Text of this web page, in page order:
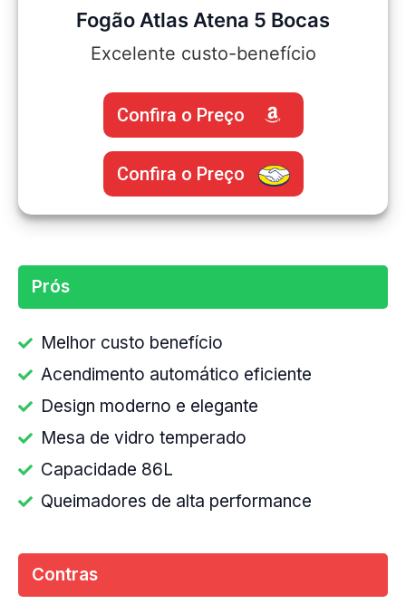
Fogão Atlas Atena 5 Bocas
Excelente custo-benefício
Confira o Preço
Confira o Preço
Prós
Melhor custo benefício
Acendimento automático eficiente
Design moderno e elegante
Mesa de vidro temperado
Capacidade 86L
Queimadores de alta performance
Contras